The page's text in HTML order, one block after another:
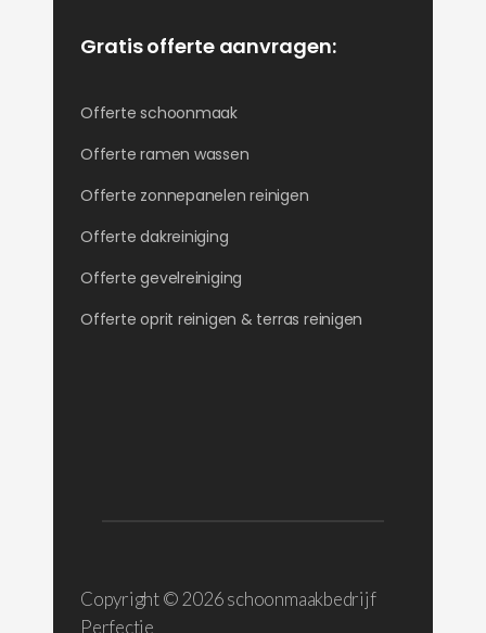
Gratis offerte aanvragen:
Offerte schoonmaak
Offerte ramen wassen
Offerte zonnepanelen reinigen
Offerte dakreiniging
Offerte gevelreiniging
Offerte oprit reinigen & terras reinigen
Copyright © 2026 schoonmaakbedrijf
Perfectie